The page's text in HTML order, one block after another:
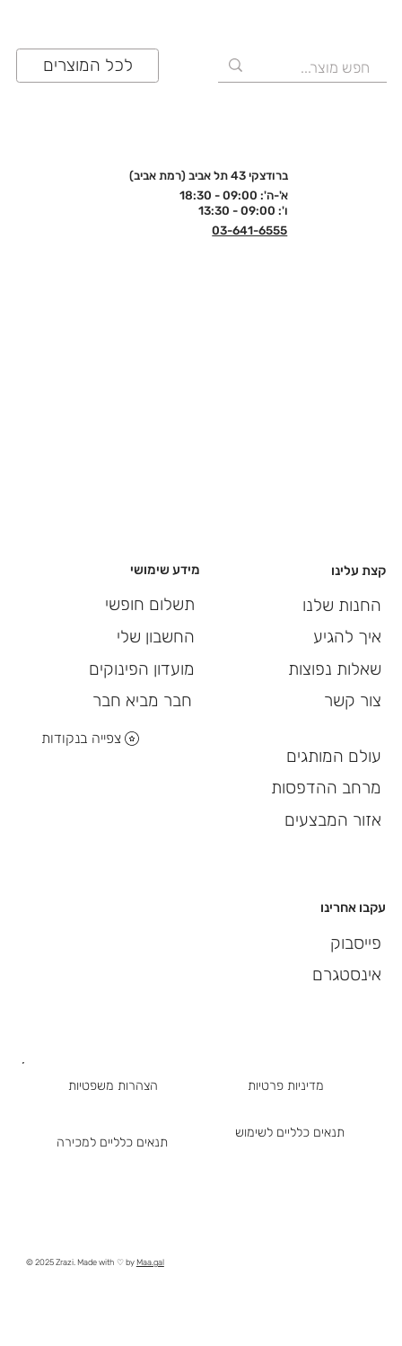
לכל המוצרים
ברודצקי 43 תל אביב (רמת אביב)
א'-ה': 09:00 - 18:30
ו': 09:00 - 13:30
03-641-6555
מידע שימושי
תשלום חופשי
החשבון שלי
מועדון הפינוקים
חבר מביא חבר
צפייה בנקודות
עקבו אחרינו
פייסבוק
אינסטגרם
קצת עלינו
החנות שלנו
איך להגיע
שאלות נפוצות
צור קשר
עולם המותגים
מרחב ההדפסות
אזור המבצעים
מדיניות פרטיות
תנאים כלליים למכירה
תנאים כלליים לשימוש
הצהרות משפטיות
© 2025 Zrazi. Made with ♡ byMaa.gal